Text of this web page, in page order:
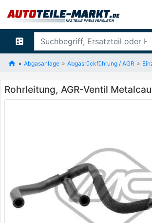
ballot
Abgasanlage Abgasrückführung / AGR
Rohrleitung, AGR-Ventil